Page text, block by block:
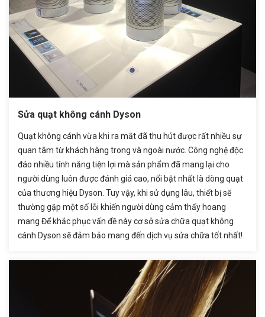
Sửa quạt không cánh Dyson
Quạt không cánh vừa khi ra mắt đã thu hút được rất nhiều sự
quan tâm từ khách hàng trong và ngoài nước. Công nghệ độc
đáo nhiều tính năng tiện lợi mà sản phẩm đã mang lại cho
người dùng luôn được đánh giá cao, nổi bật nhất là dòng quạt
của thương hiệu Dyson. Tuy vậy, khi sử dụng lâu, thiết bị sẽ
thường gặp một số lỗi khiến người dùng cảm thấy hoang
mang Để khắc phục vấn đề này cơ sở sửa chữa quạt không
cánh Dyson sẽ đảm bảo mang đến dịch vụ sửa chữa tốt nhất!